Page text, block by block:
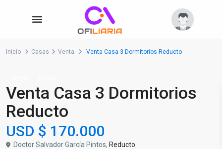
Inicio Casas Venta Venta Casa 3 Dormitorios Reducto
Venta Casa 3 Dormitorios
Reducto
USD $ 170.000
Doctor Salvador García Pintos, Reducto